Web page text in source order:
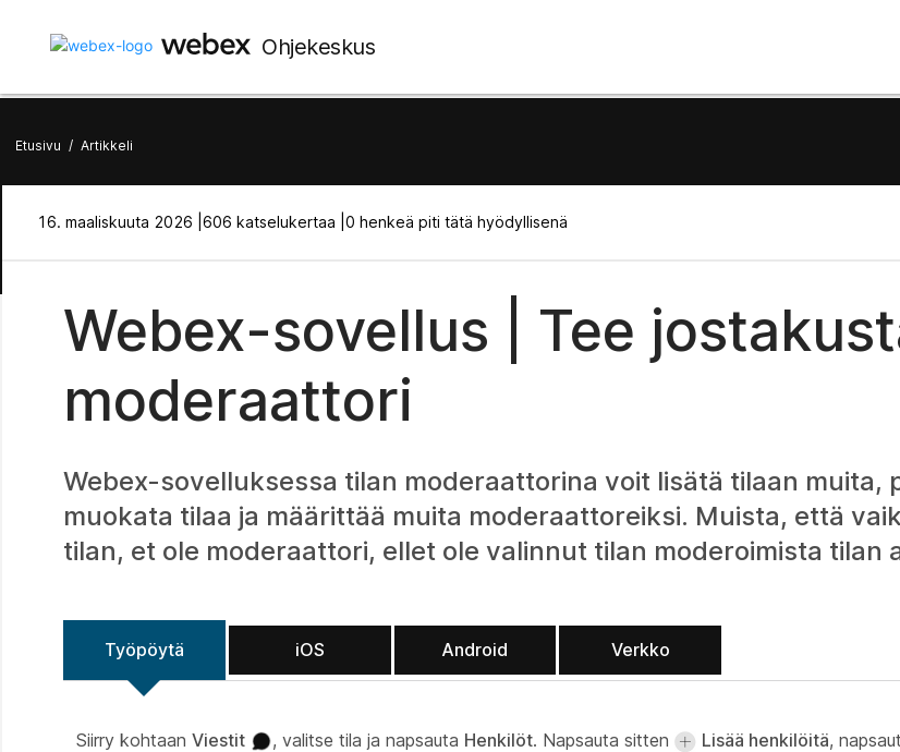
Ohjekeskus
Etusivu / Artikkeli
16. maaliskuuta 2026 | 606 katselukertaa | 0 henkeä piti tätä hyödyllisenä
Webex-sovellus | Tee
moderaattori
Webex-sovelluksessa tilan moderaattorina voit lisätä tilaan muita,
muokata tilaa ja määrittää muita moderaattoreiksi. Muista, että
tilan, et ole moderaattori, ellet ole valinnut tilan moderoimista tilan
Työpöytä iOS Android Verkko
Siirry kohtaan Viestit , valitse tila ja napsauta Henkilöt. Napsauta sitten Lisää henkilöitä,